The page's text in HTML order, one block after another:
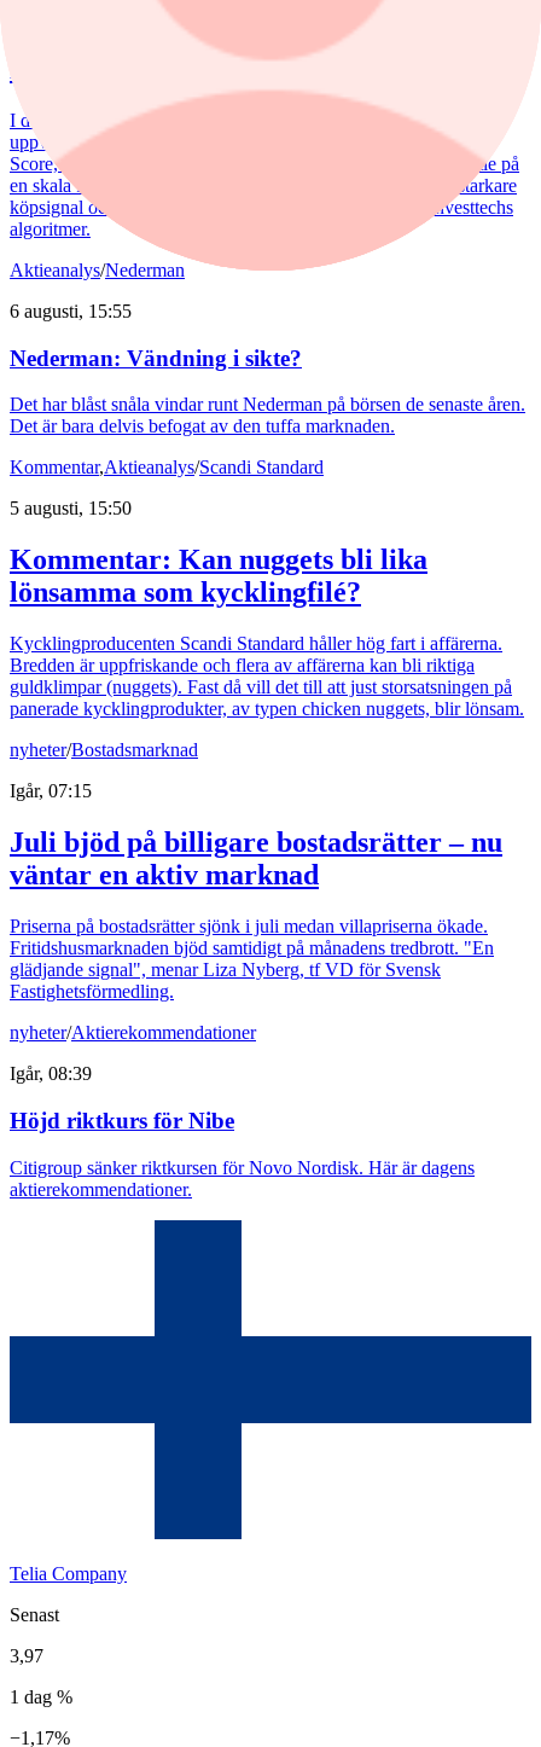
Analytikern: Tre köpvärda
I den här artikeln lyfter vi fram de tre investmentbolag som i dag
uppvisar den starkaste tekniska bilden enligt vår nya Investtech
Score, som sammanfattar den tekniska bedömningen av en aktie på
en skala från –100 till +100, där högre värden indikerar en starkare
köpsignal och lägre värden en starkare säljsignal enligt Investtechs
algoritmer.
Aktieanalys/Nederman
6 augusti, 15:55
Nederman: Vändning i sikte?
Det har blåst snåla vindar runt Nederman på börsen de senaste åren.
Det är bara delvis befogat av den tuffa marknaden.
Kommentar,Aktieanalys/Scandi Standard
5 augusti, 15:50
Kommentar: Kan nuggets bli lika
lönsamma som kycklingfilé?
Kycklingproducenten Scandi Standard håller hög fart i affärerna.
Bredden är uppfriskande och flera av affärerna kan bli riktiga
guldklimpar (nuggets). Fast då vill det till att just storsatsningen på
panerade kycklingprodukter, av typen chicken nuggets, blir lönsam.
nyheter/Bostadsmarknad
Igår, 07:15
Juli bjöd på billigare bostadsrätter – nu
väntar en aktiv marknad
Priserna på bostadsrätter sjönk i juli medan villapriserna ökade.
Fritidshusmarknaden bjöd samtidigt på månadens tredbrott. "En
glädjande signal", menar Liza Nyberg, tf VD för Svensk
Fastighetsförmedling.
nyheter/Aktierekommendationer
Igår, 08:39
Höjd riktkurs för Nibe
Citigroup sänker riktkursen för Novo Nordisk. Här är dagens
aktierekommendationer.
Telia Company
Senast
3,97
1 dag %
−1,17%